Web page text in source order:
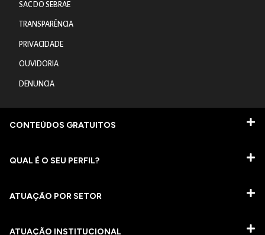
SAC DO SEBRAE
TRANSPARÊNCIA
PRIVACIDADE
OUVIDORIA
DENUNCIA
CONTEÚDOS GRATUITOS
QUAL É O SEU PERFIL?
ATUAÇÃO POR SETOR
ATUAÇÃO INSTITUCIONAL